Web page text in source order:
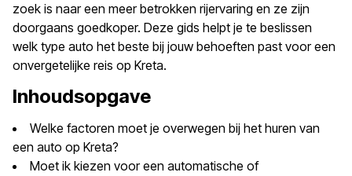
zoek is naar een meer betrokken rijervaring en ze zijn
doorgaans goedkoper. Deze gids helpt je te beslissen
welk type auto het beste bij jouw behoeften past voor een
onvergetelijke reis op Kreta.
Inhoudsopgave
Welke factoren moet je overwegen bij het huren van
een auto op Kreta?
Moet ik kiezen voor een automatische of